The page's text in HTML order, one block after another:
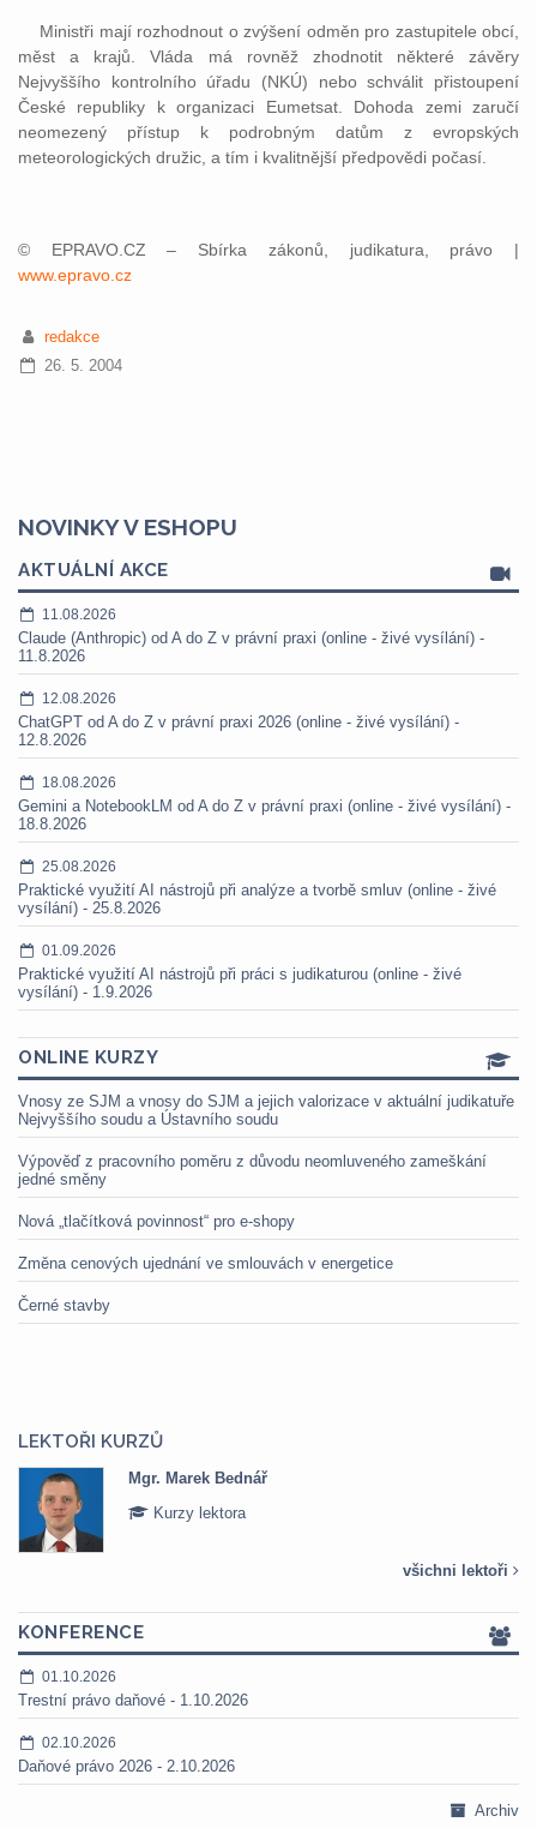
Ministři mají rozhodnout o zvýšení odměn pro zastupitele obcí,
měst a krajů. Vláda má rovněž zhodnotit některé závěry
Nejvyššího kontrolního úřadu (NKÚ) nebo schválit přistoupení
České republiky k organizaci Eumetsat. Dohoda zemi zaručí
neomezený přístup k podrobným datům z evropských
meteorologických družic, a tím i kvalitnější předpovědi počasí.
© EPRAVO.CZ – Sbírka zákonů, judikatura, právo |
www.epravo.cz
redakce
26. 5. 2004
NOVINKY V ESHOPU
AKTUÁLNÍ AKCE
11.08.2026
Claude (Anthropic) od A do Z v právní praxi (online - živé vysílání) -
11.8.2026
12.08.2026
ChatGPT od A do Z v právní praxi 2026 (online - živé vysílání) -
12.8.2026
18.08.2026
Gemini a NotebookLM od A do Z v právní praxi (online - živé vysílání) -
18.8.2026
25.08.2026
Praktické využití AI nástrojů při analýze a tvorbě smluv (online - živé
vysílání) - 25.8.2026
01.09.2026
Praktické využití AI nástrojů při práci s judikaturou (online - živé
vysílání) - 1.9.2026
ONLINE KURZY
Vnosy ze SJM a vnosy do SJM a jejich valorizace v aktuální judikatuře
Nejvyššího soudu a Ústavního soudu
Výpověď z pracovního poměru z důvodu neomluveného zameškání
jedné směny
Nová „tlačítková povinnost“ pro e-shopy
Změna cenových ujednání ve smlouvách v energetice
Černé stavby
LEKTOŘI KURZŮ
Mgr. Marek Bednář
Kurzy lektora
všichni lektoři
KONFERENCE
01.10.2026
Trestní právo daňové - 1.10.2026
02.10.2026
Daňové právo 2026 - 2.10.2026
Archiv